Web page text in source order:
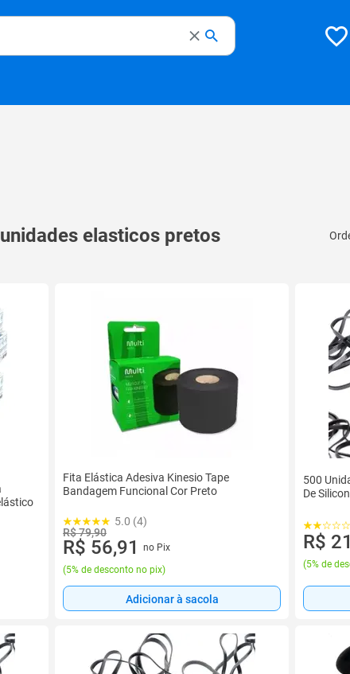
elasticos pretos
Fita Elástica Adesiva Kinesio Tape
Bandagem Funcional Cor Preto
5.0 (4)
R$ 79,90
R$ 56,91
no Pix
(5% de desconto no pix)
Adicionar à sacola
500
De
R$
(5% de